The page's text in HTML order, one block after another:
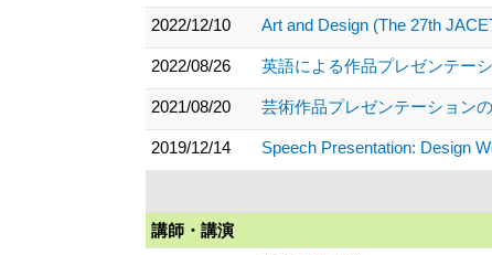
2022/12/10 Art and Design (The 27th
2022/08/26 英語による作品プレゼンテー
2021/08/20 芸術作品プレゼンテーション
2019/12/14 Speech Presentation: Design
講師・講演